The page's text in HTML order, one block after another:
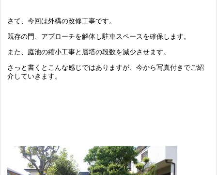
さて、今回は外構の改修工事です。
既存の門、アプローチを解体し駐車スペースを確保します。
また、庭池の縮小工事と層塔の段数を減少させます。
さっと書くとこんな感じではありますが、今から写真付きでご紹
介していきます。